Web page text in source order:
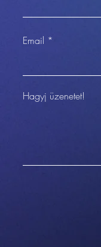
Email
Hagyj üzenetet!